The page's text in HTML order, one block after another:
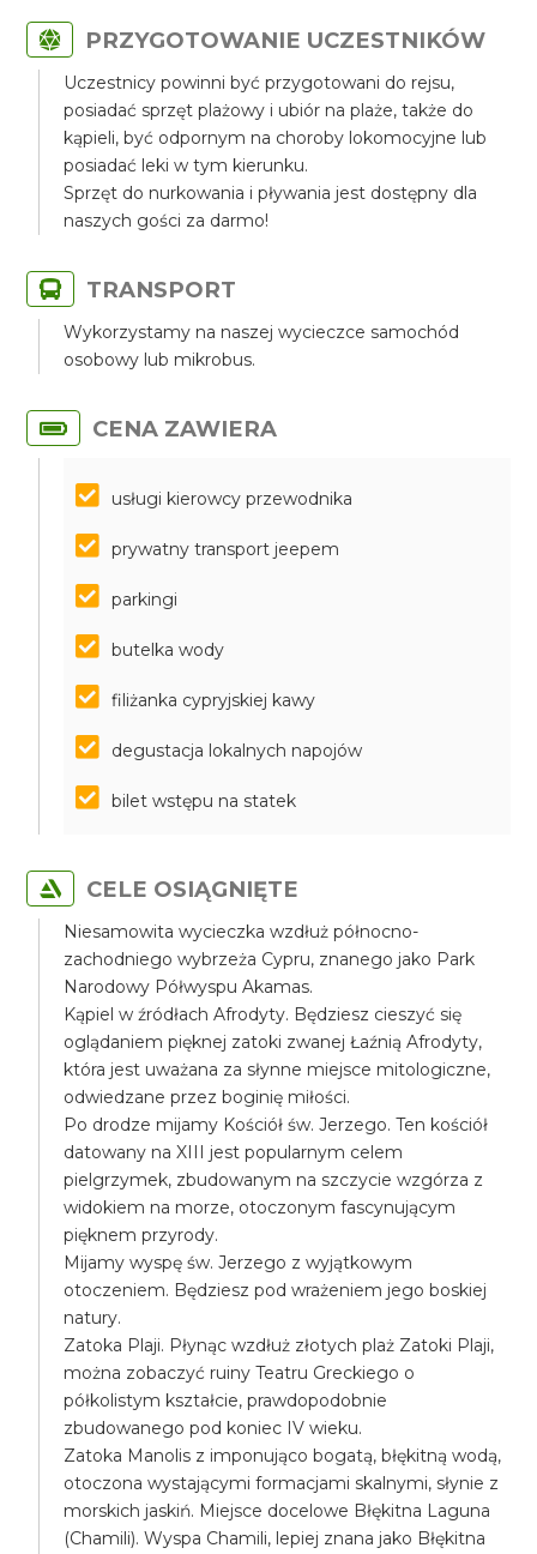
PRZYGOTOWANIE UCZESTNIKÓW
Uczestnicy powinni być przygotowani do rejsu,
posiadać sprzęt plażowy i ubiór na plaże, także do
kąpieli, być odpornym na choroby lokomocyjne lub
posiadać leki w tym kierunku.
Sprzęt do nurkowania i pływania jest dostępny dla
naszych gości za darmo!
TRANSPORT
Wykorzystamy na naszej wycieczce samochód
osobowy lub mikrobus.
CENA ZAWIERA
usługi kierowcy przewodnika
prywatny transport jeepem
parkingi
butelka wody
filiżanka cypryjskiej kawy
degustacja lokalnych napojów
bilet wstępu na statek
CELE OSIĄGNIĘTE
Niesamowita wycieczka wzdłuż północno-
zachodniego wybrzeża Cypru, znanego jako Park
Narodowy Półwyspu Akamas.
Kąpiel w źródłach Afrodyty. Będziesz cieszyć się
oglądaniem pięknej zatoki zwanej Łaźnią Afrodyty,
która jest uważana za słynne miejsce mitologiczne,
odwiedzane przez boginię miłości.
Po drodze mijamy Kościół św. Jerzego. Ten kościół
datowany na XIII jest popularnym celem
pielgrzymek, zbudowanym na szczycie wzgórza z
widokiem na morze, otoczonym fascynującym
pięknem przyrody.
Mijamy wyspę św. Jerzego z wyjątkowym
otoczeniem. Będziesz pod wrażeniem jego boskiej
natury.
Zatoka Plaji. Płynąc wzdłuż złotych plaż Zatoki Plaji,
można zobaczyć ruiny Teatru Greckiego o
półkolistym kształcie, prawdopodobnie
zbudowanego pod koniec IV wieku.
Zatoka Manolis z imponująco bogatą, błękitną wodą,
otoczona wystającymi formacjami skalnymi, słynie z
morskich jaskiń. Miejsce docelowe Błękitna Laguna
(Chamili). Wyspa Chamili, lepiej znana jako Błękitna